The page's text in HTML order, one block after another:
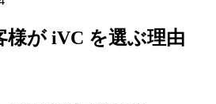
様が iVC を選ぶ理由